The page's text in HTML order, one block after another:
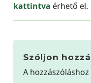
kattintva érhető el.
Szóljon hozzá
A hozzászóláshoz